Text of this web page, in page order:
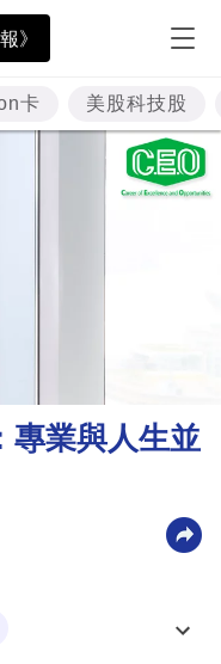
》
卡 美股科技股
專業與人生並